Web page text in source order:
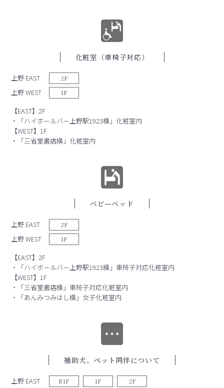
化粧室（車椅子対応）
上野 EAST 2F
上野 WEST 1F
【EAST】2F
・「ハイボールバー上野駅1923横」化粧室内
【WEST】1F
・「三省堂書店横」化粧室内
ベビーベッド
上野 EAST 2F
上野 WEST 1F
【EAST】2F
・「ハイボールバー上野駅1923横」車椅子対応化粧室内
【WEST】1F
・「三省堂書店横」車椅子対応化粧室内
・「あんみつみはし横」女子化粧室内
補助犬、ペット同伴について
上野 EAST B1F 1F 2F